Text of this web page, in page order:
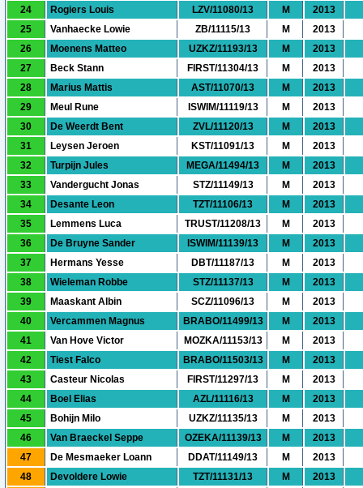
24
Rogiers Louis LZV/11080/13 M
2013
25
Vanhaecke Lowie ZB/11115/13 M
2013
26
Moenens Matteo UZKZ/11193/13 M
2013
27
Beck Stann FIRST/11304/13 M
2013
28
Marius Mattis AST/11070/13 M
2013
29
Meul Rune ISWIM/11119/13 M
2013
30
De Weerdt Bent ZVL/11120/13 M
2013
31
Leysen Jeroen KST/11091/13 M
2013
32
Turpijn Jules MEGA/11494/13 M
2013
33
Vandergucht Jonas STZ/11149/13 M
2013
34
Desante Leon TZT/11106/13 M
2013
35
Lemmens Luca TRUST/11208/13 M
2013
36
De Bruyne Sander ISWIM/11139/13 M
2013
37
Hermans Yesse DBT/11187/13 M
2013
38
Wieleman Robbe STZ/11137/13 M
2013
39
Maaskant Albin SCZ/11096/13 M
2013
40
Vercammen Magnus BRABO/11499/13 M
2013
41
Van Hove Victor MOZKA/11153/13 M
2013
42
Tiest Falco BRABO/11503/13 M
2013
43
Casteur Nicolas FIRST/11297/13 M
2013
44
Boel Elias AZL/11116/13 M
2013
45
Bohijn Milo UZKZ/11135/13 M
2013
46
Van Braeckel Seppe OZEKA/11139/13 M
2013
47
De Mesmaeker Loann DDAT/11149/13 M
2013
48
Devoldere Lowie TZT/11131/13 M
2013